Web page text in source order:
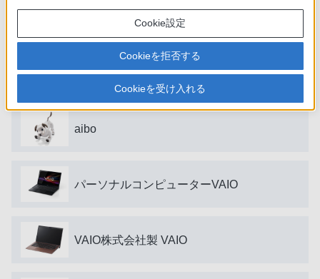
Xperiaスマートフォン（Xperia ケアプラン
加入者専用）
Xperiaスマートフォン／その他の携帯電話
aibo
パーソナルコンピューターVAIO
VAIO株式会社製 VAIO
Cookie設定
Cookieを拒否する
Cookieを受け入れる